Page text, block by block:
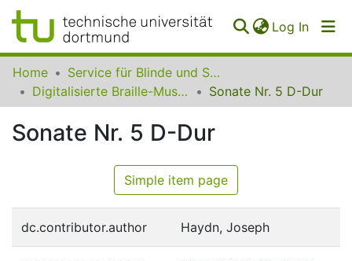
Log In
Communities
Collections
All of SfBS
Home
Service für Blinde und Sehbehinderte der UB Dortmund
Digitalisierte Braille-Musik-Matrizen des VzfB
Sonate Nr. 5 D-Dur
Sonate Nr. 5 D-Dur
Simple item page
dc.contributor.author Haydn, Joseph